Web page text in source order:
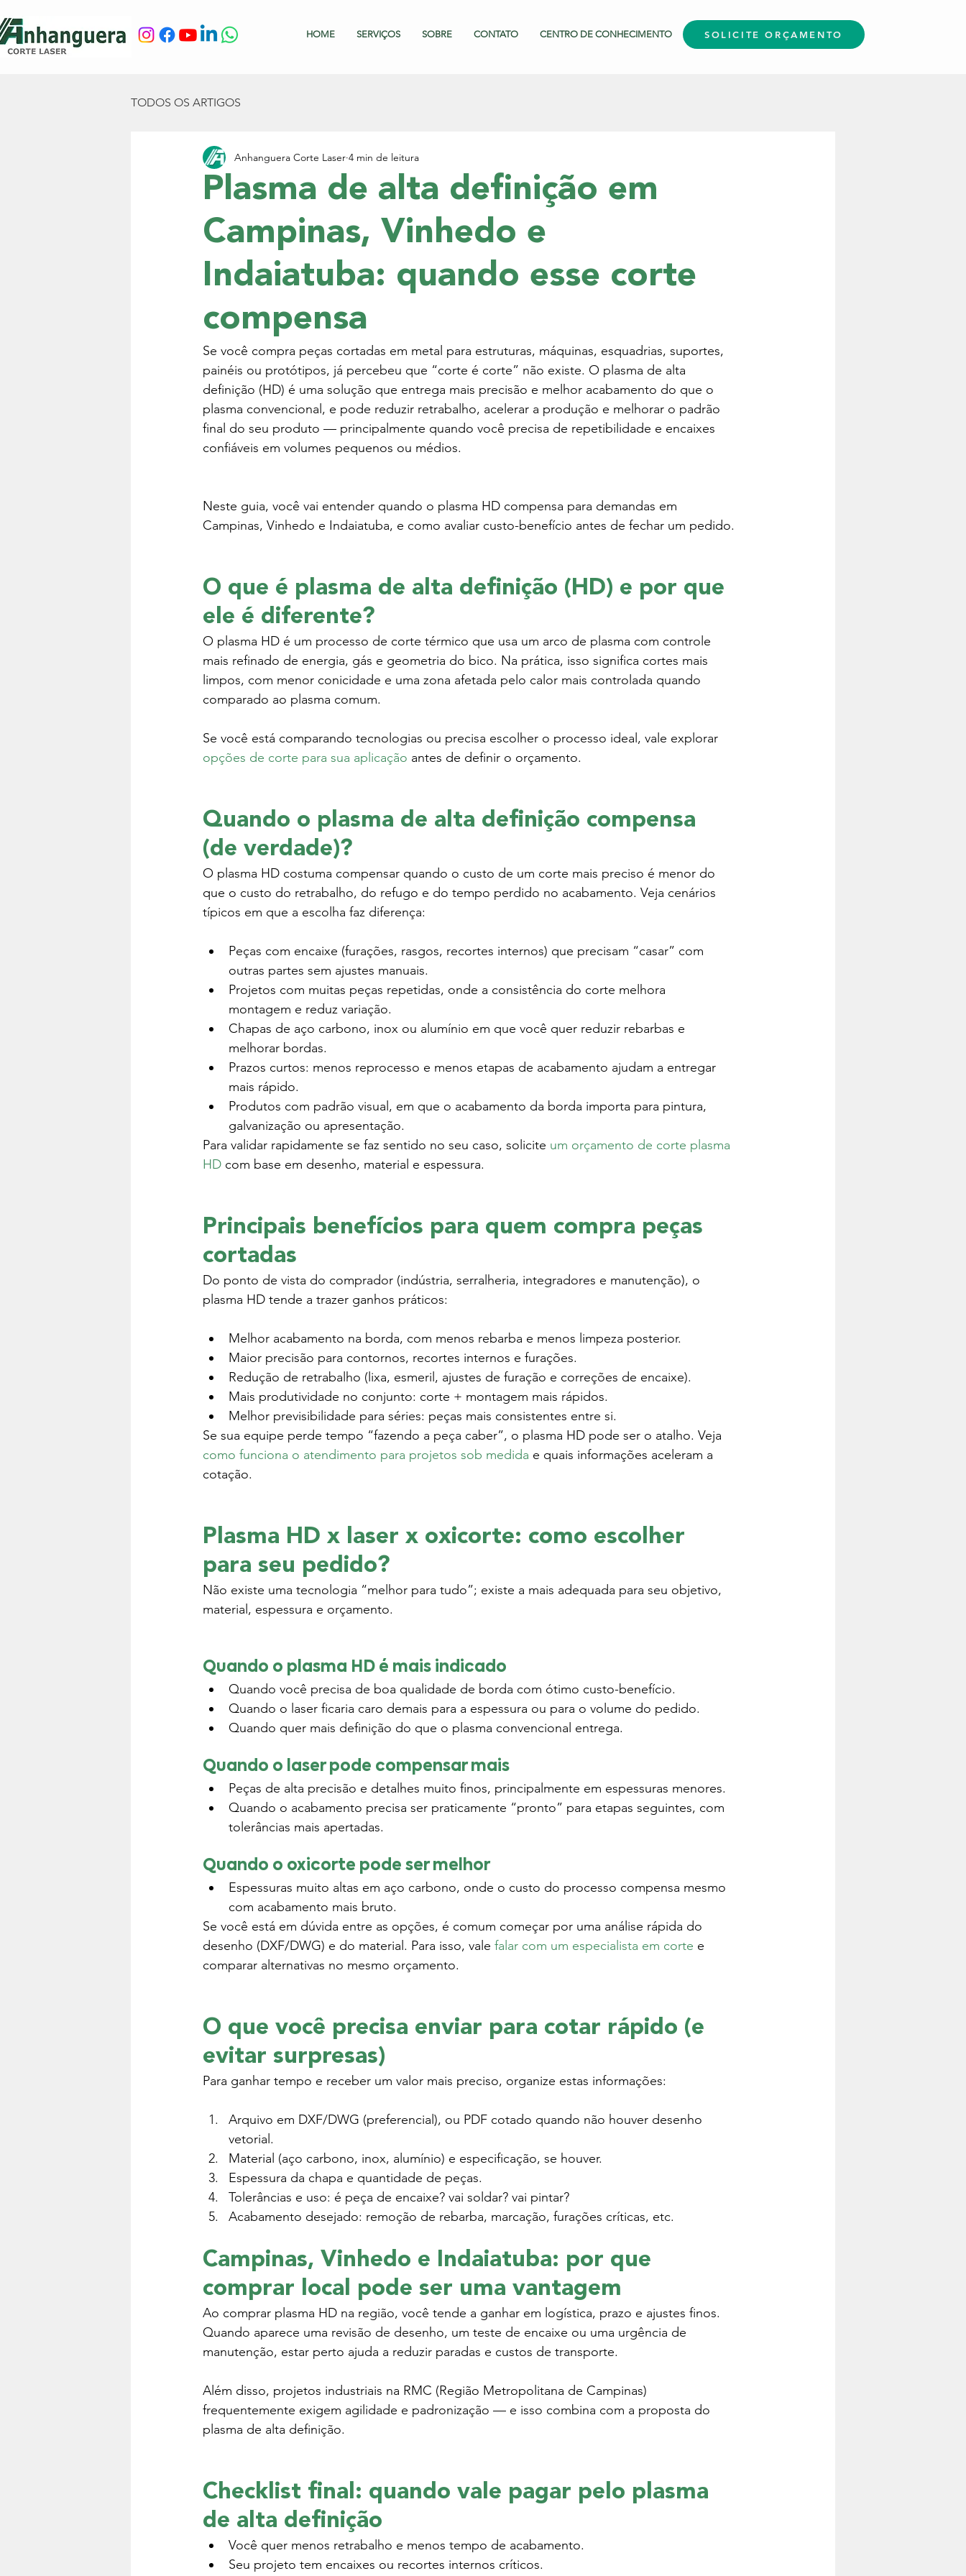
HOME SERVIÇOS SOBRE CONTATO CENTRO DE CONHECIMENTO SOLICITE ORÇAMENTO
TODOS OS ARTIGOS
Plasma de alta definição em
Campinas, Vinhedo e
Indaiatuba: quando esse corte
compensa
Anhanguera Corte Laser 4 min de leitura
Se você compra peças cortadas em metal para estruturas, máquinas, esquadrias, suportes,
painéis ou protótipos, já percebeu que “corte é corte” não existe. O plasma de alta
definição (HD) é uma solução que entrega mais precisão e melhor acabamento do que o
plasma convencional, e pode reduzir retrabalho, acelerar a produção e melhorar o padrão
final do seu produto — principalmente quando você precisa de repetibilidade e encaixes
confiáveis em volumes pequenos ou médios.
Neste guia, você vai entender quando o plasma HD compensa para demandas em
Campinas, Vinhedo e Indaiatuba, e como avaliar custo-benefício antes de fechar um pedido.
O que é plasma de alta definição (HD) e por que
ele é diferente?
O plasma HD é um processo de corte térmico que usa um arco de plasma com controle
mais refinado de energia, gás e geometria do bico. Na prática, isso significa cortes mais
limpos, com menor conicidade e uma zona afetada pelo calor mais controlada quando
comparado ao plasma comum.
Se você está comparando tecnologias ou precisa escolher o processo ideal, vale explorar
opções de corte para sua aplicação antes de definir o orçamento.
Quando o plasma de alta definição compensa
(de verdade)?
O plasma HD costuma compensar quando o custo de um corte mais preciso é menor do
que o custo do retrabalho, do refugo e do tempo perdido no acabamento. Veja cenários
típicos em que a escolha faz diferença:
Peças com encaixe (furações, rasgos, recortes internos) que precisam “casar” com
outras partes sem ajustes manuais.
Projetos com muitas peças repetidas, onde a consistência do corte melhora
montagem e reduz variação.
Chapas de aço carbono, inox ou alumínio em que você quer reduzir rebarbas e
melhorar bordas.
Prazos curtos: menos reprocesso e menos etapas de acabamento ajudam a entregar
mais rápido.
Produtos com padrão visual, em que o acabamento da borda importa para pintura,
galvanização ou apresentação.
Para validar rapidamente se faz sentido no seu caso, solicite um orçamento de corte plasma
HD com base em desenho, material e espessura.
Principais benefícios para quem compra peças
cortadas
Do ponto de vista do comprador (indústria, serralheria, integradores e manutenção), o
plasma HD tende a trazer ganhos práticos:
Melhor acabamento na borda, com menos rebarba e menos limpeza posterior.
Maior precisão para contornos, recortes internos e furações.
Redução de retrabalho (lixa, esmeril, ajustes de furação e correções de encaixe).
Mais produtividade no conjunto: corte + montagem mais rápidos.
Melhor previsibilidade para séries: peças mais consistentes entre si.
Se sua equipe perde tempo “fazendo a peça caber”, o plasma HD pode ser o atalho. Veja
como funciona o atendimento para projetos sob medida e quais informações aceleram a
cotação.
Plasma HD x laser x oxicorte: como escolher
para seu pedido?
Não existe uma tecnologia “melhor para tudo”; existe a mais adequada para seu objetivo,
material, espessura e orçamento.
Quando o plasma HD é mais indicado
Quando você precisa de boa qualidade de borda com ótimo custo-benefício.
Quando o laser ficaria caro demais para a espessura ou para o volume do pedido.
Quando quer mais definição do que o plasma convencional entrega.
Quando o laser pode compensar mais
Peças de alta precisão e detalhes muito finos, principalmente em espessuras menores.
Quando o acabamento precisa ser praticamente “pronto” para etapas seguintes, com
tolerâncias mais apertadas.
Quando o oxicorte pode ser melhor
Espessuras muito altas em aço carbono, onde o custo do processo compensa mesmo
com acabamento mais bruto.
Se você está em dúvida entre as opções, é comum começar por uma análise rápida do
desenho (DXF/DWG) e do material. Para isso, vale falar com um especialista em corte e
comparar alternativas no mesmo orçamento.
O que você precisa enviar para cotar rápido (e
evitar surpresas)
Para ganhar tempo e receber um valor mais preciso, organize estas informações:
Arquivo em DXF/DWG (preferencial), ou PDF cotado quando não houver desenho
vetorial.
Material (aço carbono, inox, alumínio) e especificação, se houver.
Espessura da chapa e quantidade de peças.
Tolerâncias e uso: é peça de encaixe? vai soldar? vai pintar?
Acabamento desejado: remoção de rebarba, marcação, furações críticas, etc.
Campinas, Vinhedo e Indaiatuba: por que
comprar local pode ser uma vantagem
Ao comprar plasma HD na região, você tende a ganhar em logística, prazo e ajustes finos.
Quando aparece uma revisão de desenho, um teste de encaixe ou uma urgência de
manutenção, estar perto ajuda a reduzir paradas e custos de transporte.
Além disso, projetos industriais na RMC (Região Metropolitana de Campinas)
frequentemente exigem agilidade e padronização — e isso combina com a proposta do
plasma de alta definição.
Checklist final: quando vale pagar pelo plasma
de alta definição
Você quer menos retrabalho e menos tempo de acabamento.
Seu projeto tem encaixes ou recortes internos críticos.